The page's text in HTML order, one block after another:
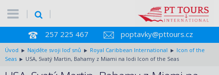
257 225 467 poptavky@pttours.cz
Úvod Najděte svoji loď snů Royal Caribbean International
Icon of the
Seas
USA, Svatý Martin, Bahamy z Miami na lodi Icon of the Seas